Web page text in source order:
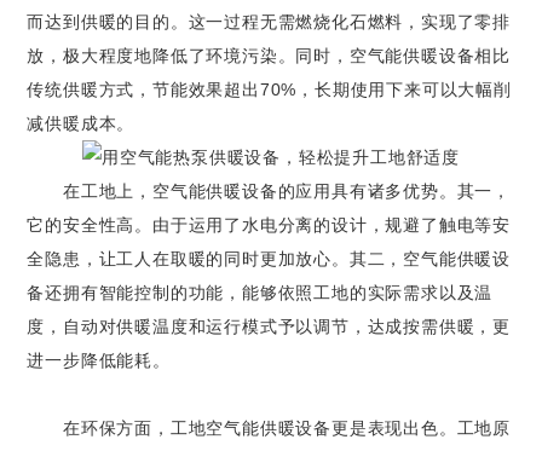
而达到供暖的目的。这一过程无需燃烧化石燃料，实现了零排
放，极大程度地降低了环境污染。同时，空气能供暖设备相比
传统供暖方式，节能效果超出70%，长期使用下来可以大幅削
减供暖成本。
在工地上，空气能供暖设备的应用具有诸多优势。其一，
它的安全性高。由于运用了水电分离的设计，规避了触电等安
全隐患，让工人在取暖的同时更加放心。其二，空气能供暖设
备还拥有智能控制的功能，能够依照工地的实际需求以及温
度，自动对供暖温度和运行模式予以调节，达成按需供暖，更
进一步降低能耗。
在环保方面，工地空气能供暖设备更是表现出色。工地原